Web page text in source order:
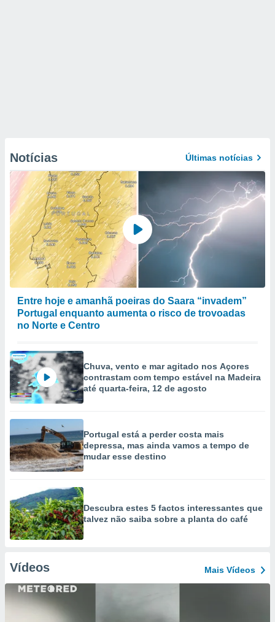
Notícias Últimas notícias
Entre hoje e amanhã poeiras do Saara “invadem”
Portugal enquanto aumenta o risco de trovoadas
no Norte e Centro
Chuva, vento e mar agitado nos Açores
contrastam com tempo estável na Madeira
até quarta-feira, 12 de agosto
Portugal está a perder costa mais
depressa, mas ainda vamos a tempo de
mudar esse destino
Descubra estes 5 factos interessantes que
talvez não saiba sobre a planta do café
Vídeos Mais Vídeos